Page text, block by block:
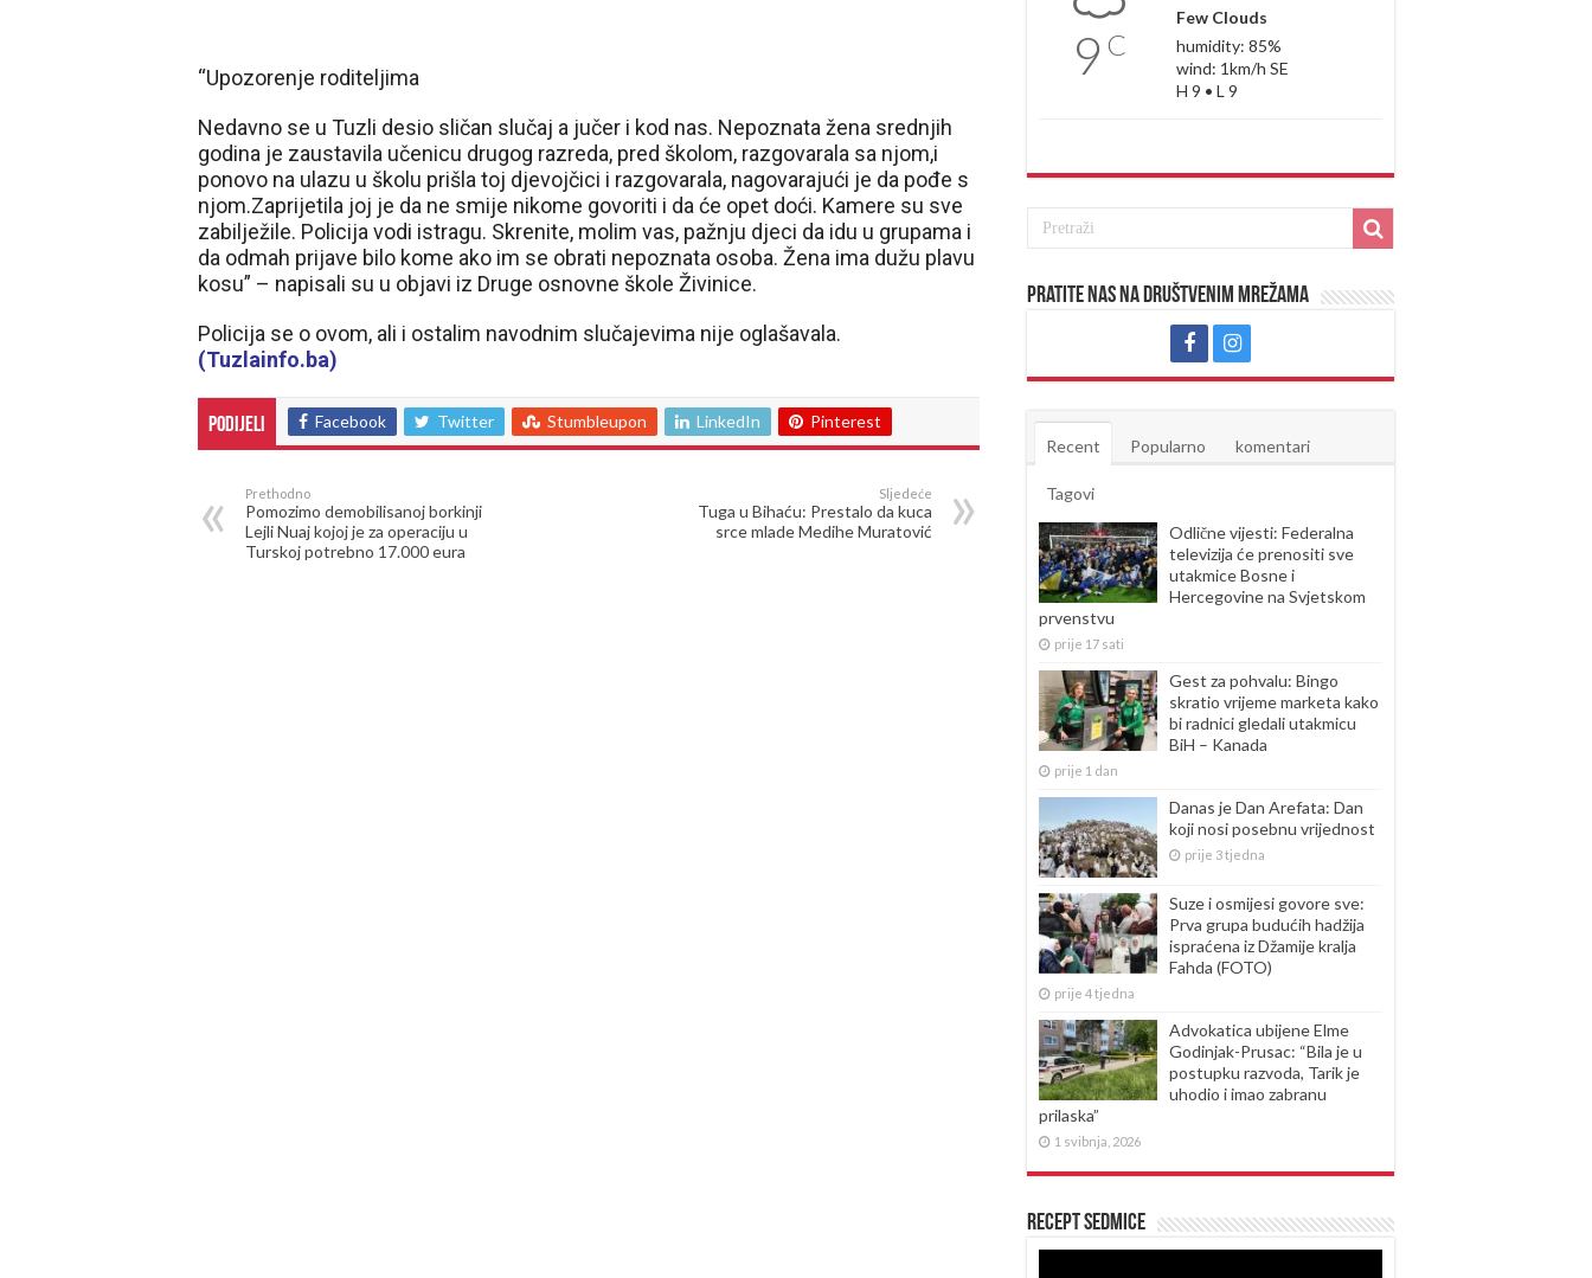
“Upozorenje roditeljima
Nedavno se u Tuzli desio sličan slučaj a jučer i kod nas. Nepoznata žena srednjih
godina je zaustavila učenicu drugog razreda, pred školom, razgovarala sa njom,i
ponovo na ulazu u školu prišla toj djevojčici i razgovarala, nagovarajući je da pođe s
njom.Zaprijetila joj je da ne smije nikome govoriti i da će opet doći. Kamere su sve
zabilježile. Policija vodi istragu. Skrenite, molim vas, pažnju djeci da idu u grupama i
da odmah prijave bilo kome ako im se obrati nepoznata osoba. Žena ima dužu plavu
kosu” – napisali su u objavi iz Druge osnovne škole Živinice.
Policija se o ovom, ali i ostalim navodnim slučajevima nije oglašavala.
(Tuzlainfo.ba)
Podijeli Facebook Twitter Stumbleupon LinkedIn Pinterest
Prethodno
Pomozimo demobilisanoj borkinji
Lejli Nuaj kojoj je za operaciju u
Turskoj potrebno 17.000 eura
Sljedeće
Tuga u Bihaću: Prestalo da kuca
srce mlade Medihe Muratović
9 C
Few Clouds
humidity: 85%
wind: 1km/h SE
H 9 • L 9
Pratite nas na društvenim mrežama
Recent Popularno komentari
Tagovi
Odlične vijesti: Federalna
televizija će prenositi sve
utakmice Bosne i
Hercegovine na Svjetskom
prvenstvu
prije 17 sati
Gest za pohvalu: Bingo
skratio vrijeme marketa kako
bi radnici gledali utakmicu
BiH – Kanada
prije 1 dan
Danas je Dan Arefata: Dan
koji nosi posebnu vrijednost
prije 3 tjedna
Suze i osmijesi govore sve:
Prva grupa budućih hadžija
ispraćena iz Džamije kralja
Fahda (FOTO)
prije 4 tjedna
Advokatica ubijene Elme
Godinjak-Prusac: “Bila je u
postupku razvoda, Tarik je
uhodio i imao zabranu
prilaska”
1 svibnja, 2026
Recept sedmice